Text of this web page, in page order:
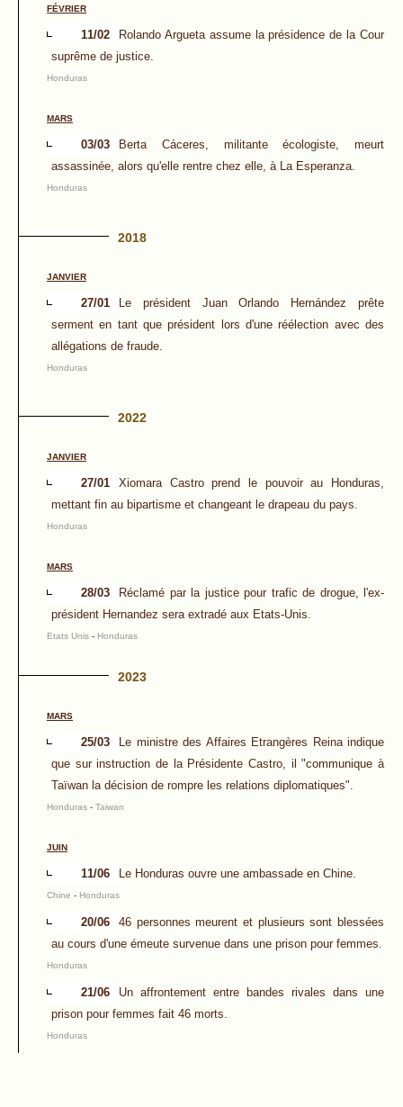
FÉVRIER
11/02
Rolando Argueta assume la présidence de la Cour
suprême de justice.
Honduras
MARS
03/03
Berta Cáceres, militante écologiste, meurt
assassinée, alors qu'elle rentre chez elle, à La Esperanza.
Honduras
2018
JANVIER
27/01
Le président Juan Orlando Hernández prête
serment en tant que président lors d'une réélection avec des
allégations de fraude.
Honduras
2022
JANVIER
27/01
Xiomara Castro prend le pouvoir au Honduras,
mettant fin au bipartisme et changeant le drapeau du pays.
Honduras
MARS
28/03
Réclamé par la justice pour trafic de drogue, l'ex-
président Hernandez sera extradé aux Etats-Unis.
Etats Unis - Honduras
2023
MARS
25/03
Le ministre des Affaires Etrangères Reina indique
que sur instruction de la Présidente Castro, il "communique à
Taïwan la décision de rompre les relations diplomatiques".
Honduras - Taiwan
JUIN
11/06 Le Honduras ouvre une ambassade en Chine.
Chine - Honduras
20/06
46 personnes meurent et plusieurs sont blessées
au cours d'une émeute survenue dans une prison pour femmes.
Honduras
21/06
Un affrontement entre bandes rivales dans une
prison pour femmes fait 46 morts.
Honduras